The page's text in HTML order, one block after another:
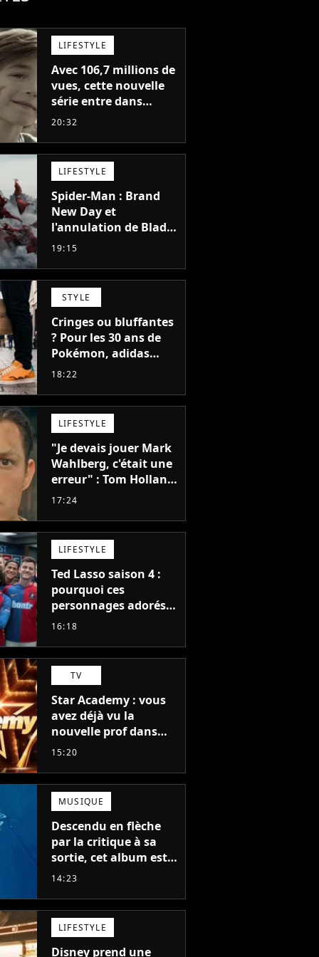
LIFESTYLE
Avec 106,7 millions de
vues, cette nouvelle
série entre dans
l'histoire de Netflix en
20:32
LIFESTYLE
Spider-Man : Brand
New Day et
l'annulation de Blade
montrent que Marvel
faire quoi que ce soit
de simple
19:15
STYLE
Cringes ou bluffantes
? Pour les 30 ans de
Pokémon, adidas
dévoile une énorme
et je ne sais pas quoi
en penser
18:22
LIFESTYLE
"Je devais jouer Mark
Wahlberg, c'était une
erreur" : Tom Holland,
la star de Spider-Man,
blockbuster
17:24
LIFESTYLE
Ted Lasso saison 4 :
pourquoi ces
personnages adorés
des fans ne sont pas
16:18
TV
Star Academy : vous
avez déjà vu la
nouvelle prof dans
The Voice et aux
15:20
MUSIQUE
Descendu en flèche
par la critique à sa
sortie, cet album est
en train de devenir le
auteur
14:23
LIFESTYLE
Disney prend une